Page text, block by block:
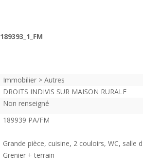
189393_1_FM
Immobilier > Autres
DROITS INDIVIS SUR MAISON RURALE
Non renseigné
189939 PA/FM
Grande pièce, cuisine, 2 couloirs, WC, salle
Grenier + terrain